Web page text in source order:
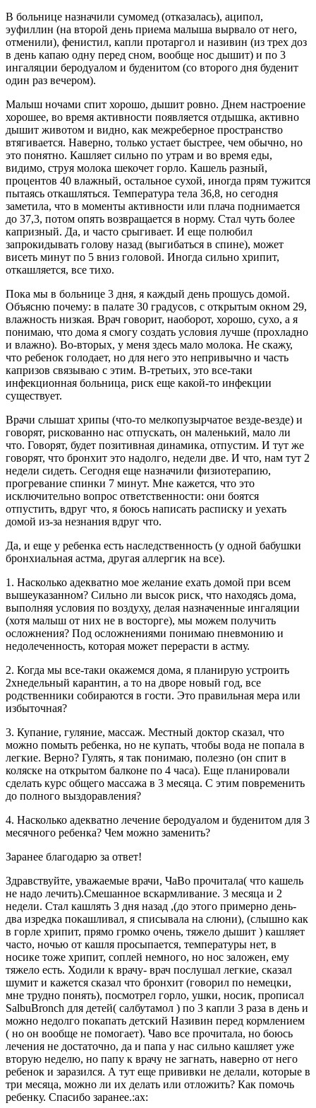
В больнице назначили сумомед (отказалась), аципол,
эуфиллин (на второй день приема малыша вырвало от него,
отменили), фенистил, капли протаргол и називин (из трех доз
в день капаю одну перед сном, вообще нос дышит) и по 3
ингаляции беродуалом и буденитом (со второго дня буденит
один раз вечером).
Малыш ночами спит хорошо, дышит ровно. Днем настроение
хорошее, во время активности появляется отдышка, активно
дышит животом и видно, как межреберное пространство
втягивается. Наверно, только устает быстрее, чем обычно, но
это понятно. Кашляет сильно по утрам и во время еды,
видимо, струя молока шекочет горло. Кашель разный,
процентов 40 влажный, остальное сухой, иногда прям тужится
пытаясь откашляться. Температура тела 36,8, но сегодня
заметила, что в моменты активности или плача поднимается
до 37,3, потом опять возвращается в норму. Стал чуть более
капризный. Да, и часто срыгивает. И еще полюбил
запрокидывать голову назад (выгибаться в спине), может
висеть минут по 5 вниз головой. Иногда сильно хрипит,
откашляется, все тихо.
Пока мы в больнице 3 дня, я каждый день прошусь домой.
Объясню почему: в палате 30 градусов, с открытым окном 29,
влажность низкая. Врач говорит, наоборот, хорошо, сухо, а я
понимаю, что дома я смогу создать условия лучше (прохладно
и влажно). Во-вторых, у меня здесь мало молока. Не скажу,
что ребенок голодает, но для него это непривычно и часть
капризов связываю с этим. В-третьих, это все-таки
инфекционная больница, риск еще какой-то инфекции
существует.
Врачи слышат хрипы (что-то мелкопузырчатое везде-везде) и
говорят, рискованно нас отпускать, он маленький, мало ли
что. Говорят, будет позитивная динамика, отпустим. И тут же
говорят, что бронхит это надолго, недели две. И что, нам тут 2
недели сидеть. Сегодня еще назначили физиотерапию,
прогревание спинки 7 минут. Мне кажется, что это
исключительно вопрос ответственности: они боятся
отпустить, вдруг что, я боюсь написать расписку и уехать
домой из-за незнания вдруг что.
Да, и еще у ребенка есть наследственность (у одной бабушки
бронхиальная астма, другая аллергик на все).
1. Насколько адекватно мое желание ехать домой при всем
вышеуказанном? Сильно ли высок риск, что находясь дома,
выполняя условия по воздуху, делая назначенные ингаляции
(хотя малыш от них не в восторге), мы можем получить
осложнения? Под осложнениями понимаю пневмонию и
недолеченность, которая может перерасти в астму.
2. Когда мы все-таки окажемся дома, я планирую устроить
2хнедельный карантин, а то на дворе новый год, все
родственники собираются в гости. Это правильная мера или
избыточная?
3. Купание, гуляние, массаж. Местный доктор сказал, что
можно помыть ребенка, но не купать, чтобы вода не попала в
легкие. Верно? Гулять, я так понимаю, полезно (он спит в
коляске на открытом балконе по 4 часа). Еще планировали
сделать курс общего массажа в 3 месяца. С этим повременить
до полного выздоравления?
4. Насколько адекватно лечение беродуалом и буденитом для 3
месячного ребенка? Чем можно заменить?
Заранее благодарю за ответ!
Здравствуйте, уважаемые врачи, ЧаВо прочитала( что кашель
не надо лечить).Смешанное вскармливание. 3 месяца и 2
недели. Стал кашлять 3 дня назад ,(до этого примерно день-
два изредка покашливал, я списывала на слюни), (слышно как
в горле хрипит, прямо громко очень, тяжело дышит ) кашляет
часто, ночью от кашля просыпается, температуры нет, в
носике тоже хрипит, соплей немного, но нос заложен, ему
тяжело есть. Ходили к врачу- врач послушал легкие, сказал
шумит и кажется сказал что бронхит (говорил по немецки,
мне трудно понять), посмотрел горло, ушки, носик, прописал
SalbuBronch для детей( салбутамол ) по 3 капли 3 раза в день и
можно недолго покапать детский Називин перед кормлением
( но он вообще не помогает). Чаво все прочитала, но боюсь
лечения не достаточно, да и папа у нас сильно кашляет уже
вторую неделю, но папу к врачу не загнать, наверно от него
ребенок и заразился. А тут еще прививки не делали, которые в
три месяца, можно ли их делать или отложить? Как помочь
ребенку. Спасибо заранее.:ax: